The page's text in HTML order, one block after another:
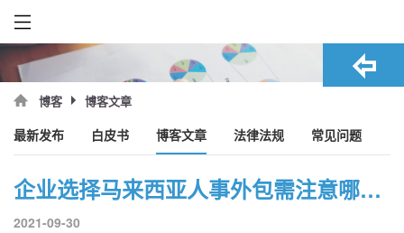
博客 博客文章
最新发布 白皮书 博客文章 法律法规 常见问题
企业选择马来西亚人事外包需注意哪些内容？
2021-09-30